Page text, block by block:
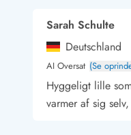
Bæredygtighed
Gæsterne siger
Nyhedsbrev
Sponsorater - Esmark støtter
Lejebetingelser
Persondata- og cookiepolitik
Sarah Schulte
Deutschland
AI Oversat (Se
Hyggeligt lille
varmer af sig